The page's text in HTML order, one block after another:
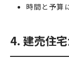
時間と予算
4. 建売住